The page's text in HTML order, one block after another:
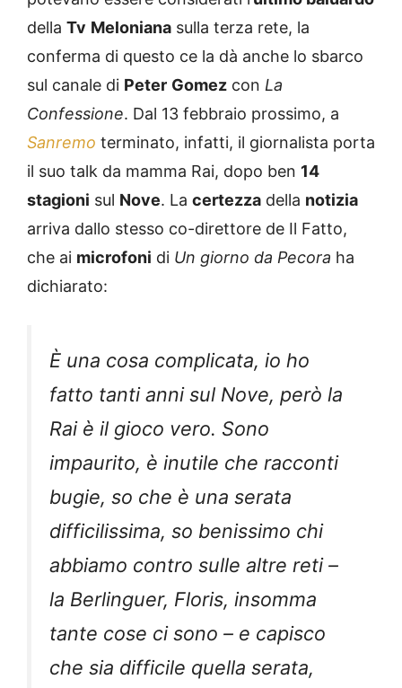
della Tv Meloniana sulla terza rete, la
conferma di questo ce la dà anche lo sbarco
sul canale di Peter Gomez con La
Confessione. Dal 13 febbraio prossimo, a
Sanremo terminato, infatti, il giornalista porta
il suo talk da mamma Rai, dopo ben 14
stagioni sul Nove. La certezza della notizia
arriva dallo stesso co-direttore de Il Fatto,
che ai microfoni di Un giorno da Pecora ha
dichiarato:
È una cosa complicata, io ho
fatto tanti anni sul Nove, però la
Rai è il gioco vero. Sono
impaurito, è inutile che racconti
bugie, so che è una serata
difficilissima, so benissimo chi
abbiamo contro sulle altre reti –
la Berlinguer, Floris, insomma
tante cose ci sono – e capisco
che sia difficile quella serata,